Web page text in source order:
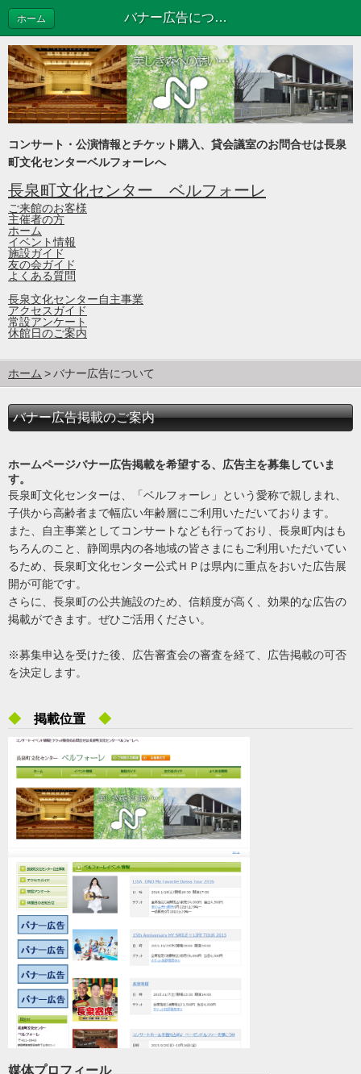
バナー広告について
ホーム
コンサート・公演情報とチケット購入、貸会議室のお問合せは長泉
町文化センターベルフォーレへ
長泉町文化センター ベルフォーレ
ご来館のお客様
主催者の方
ホーム
イベント情報
施設ガイド
友の会ガイド
よくある質問
長泉文化センター自主事業
アクセスガイド
常設アンケート
休館日のご案内
ホーム バナー広告について
バナー広告掲載のご案内
ホームページバナー広告掲載を希望する、広告主を募集していま
す。
長泉町文化センターは、「ベルフォーレ」という愛称で親しまれ、
子供から高齢者まで幅広い年齢層にご利用いただいております。
また、自主事業としてコンサートなども行っており、長泉町内はも
ちろんのこと、静岡県内の各地域の皆さまにもご利用いただいてい
るため、長泉町文化センター公式ＨＰは県内に重点をおいた広告展
開が可能です。
さらに、長泉町の公共施設のため、信頼度が高く、効果的な広告の
掲載ができます。ぜひご活用ください。
※募集申込を受けた後、広告審査会の審査を経て、広告掲載の可否
を決定します。
◆ 掲載位置 ◆
媒体プロフィール